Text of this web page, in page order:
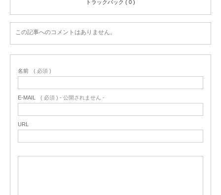
トラックバック ( 0 )
この記事へのコメントはありません。
名前 ( 必須 )
E-MAIL ( 必須 ) - 公開されません -
URL